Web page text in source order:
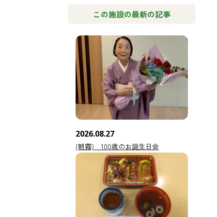
この施設の最新の記事
2026.08.27
(朝霧) 100歳のお誕生日会